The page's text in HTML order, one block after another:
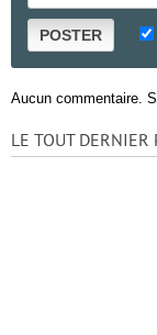
POSTER
Aucun commentaire.
LE TOUT DERNIER